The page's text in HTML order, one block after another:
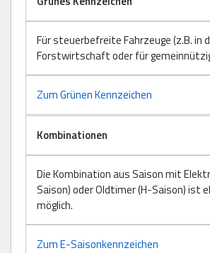
Für steuerbefreite Fahrzeuge (z.B. in
Forstwirtschaft oder für
Zum Grünen Kennzeichen
Kombinationen
Die Kombination aus Saison mit
Saison) oder Oldtimer (H-Saison) ist
möglich.
Zum E-Saisonkennzeichen